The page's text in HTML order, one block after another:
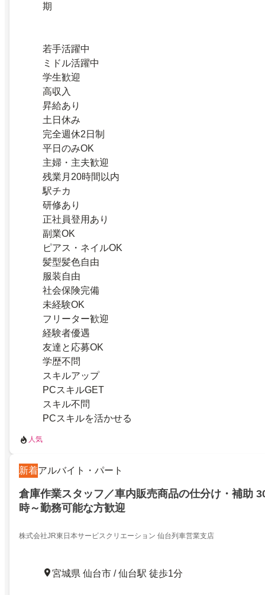
期
若手活躍中
ミドル活躍中
学生歓迎
高収入
昇給あり
土日休み
完全週休2日制
平日のみOK
主婦・主夫歓迎
残業月20時間以内
駅チカ
研修あり
正社員登用あり
副業OK
ピアス・ネイルOK
髪型髪色自由
服装自由
社会保険完備
未経験OK
フリーター歓迎
経験者優遇
友達と応募OK
学歴不問
スキルアップ
PCスキルGET
スキル不問
PCスキルを活かせる
人気
新着アルバイト・パート
倉庫作業スタッフ／車内販売商品の仕分け・補助
時～勤務可能な方歓迎
株式会社JR東日本サービスクリエーション 仙台列車営業支店
宮城県 仙台市 / 仙台駅 徒歩1分